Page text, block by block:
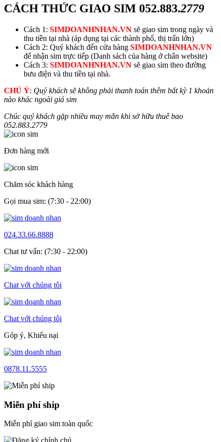
CÁCH THỨC GIAO SIM 052.883.2779
Cách 1: SIMDOANHNHAN.VN sẽ giao sim trong ngày và
thu tiền tại nhà (áp dụng tại các thành phố, thị trấn lớn)
Cách 2: Quý khách đến cửa hàng SIMDOANHNHAN.VN
để nhận sim trực tiếp (Danh sách của hàng ở chân website)
Cách 3: SIMDOANHNHAN.VN sẽ giao sim theo đường
bưu điện và thu tiền tại nhà.
CHÚ Ý: Quý khách sẽ không phải thanh toán thêm bất kỳ 1 khoản
nào khác ngoài giá sim
Chúc quý khách gặp nhiều may mắn khi sở hữu thuê bao
052.883.2779
Đơn hàng mới
Chăm sóc khách hàng
Gọi mua sim: (7:30 - 22:00)
024.33.66.8888
Chat tư vấn: (7:30 - 22:00)
Chat với chúng tôi
Chat với chúng tôi
Góp ý, Khiếu nại
0878.11.5555
Miễn phí ship
Miễn phí giao sim toàn quốc